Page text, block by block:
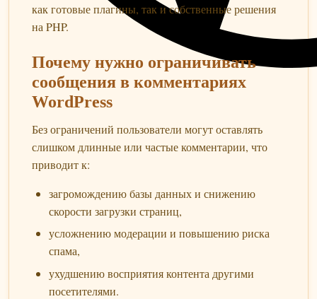
как готовые плагины, так и собственные решения
на PHP.
Почему нужно ограничивать
сообщения в комментариях
WordPress
Без ограничений пользователи могут оставлять
слишком длинные или частые комментарии, что
приводит к:
загромождению базы данных и снижению
скорости загрузки страниц,
усложнению модерации и повышению риска
спама,
ухудшению восприятия контента другими
посетителями.